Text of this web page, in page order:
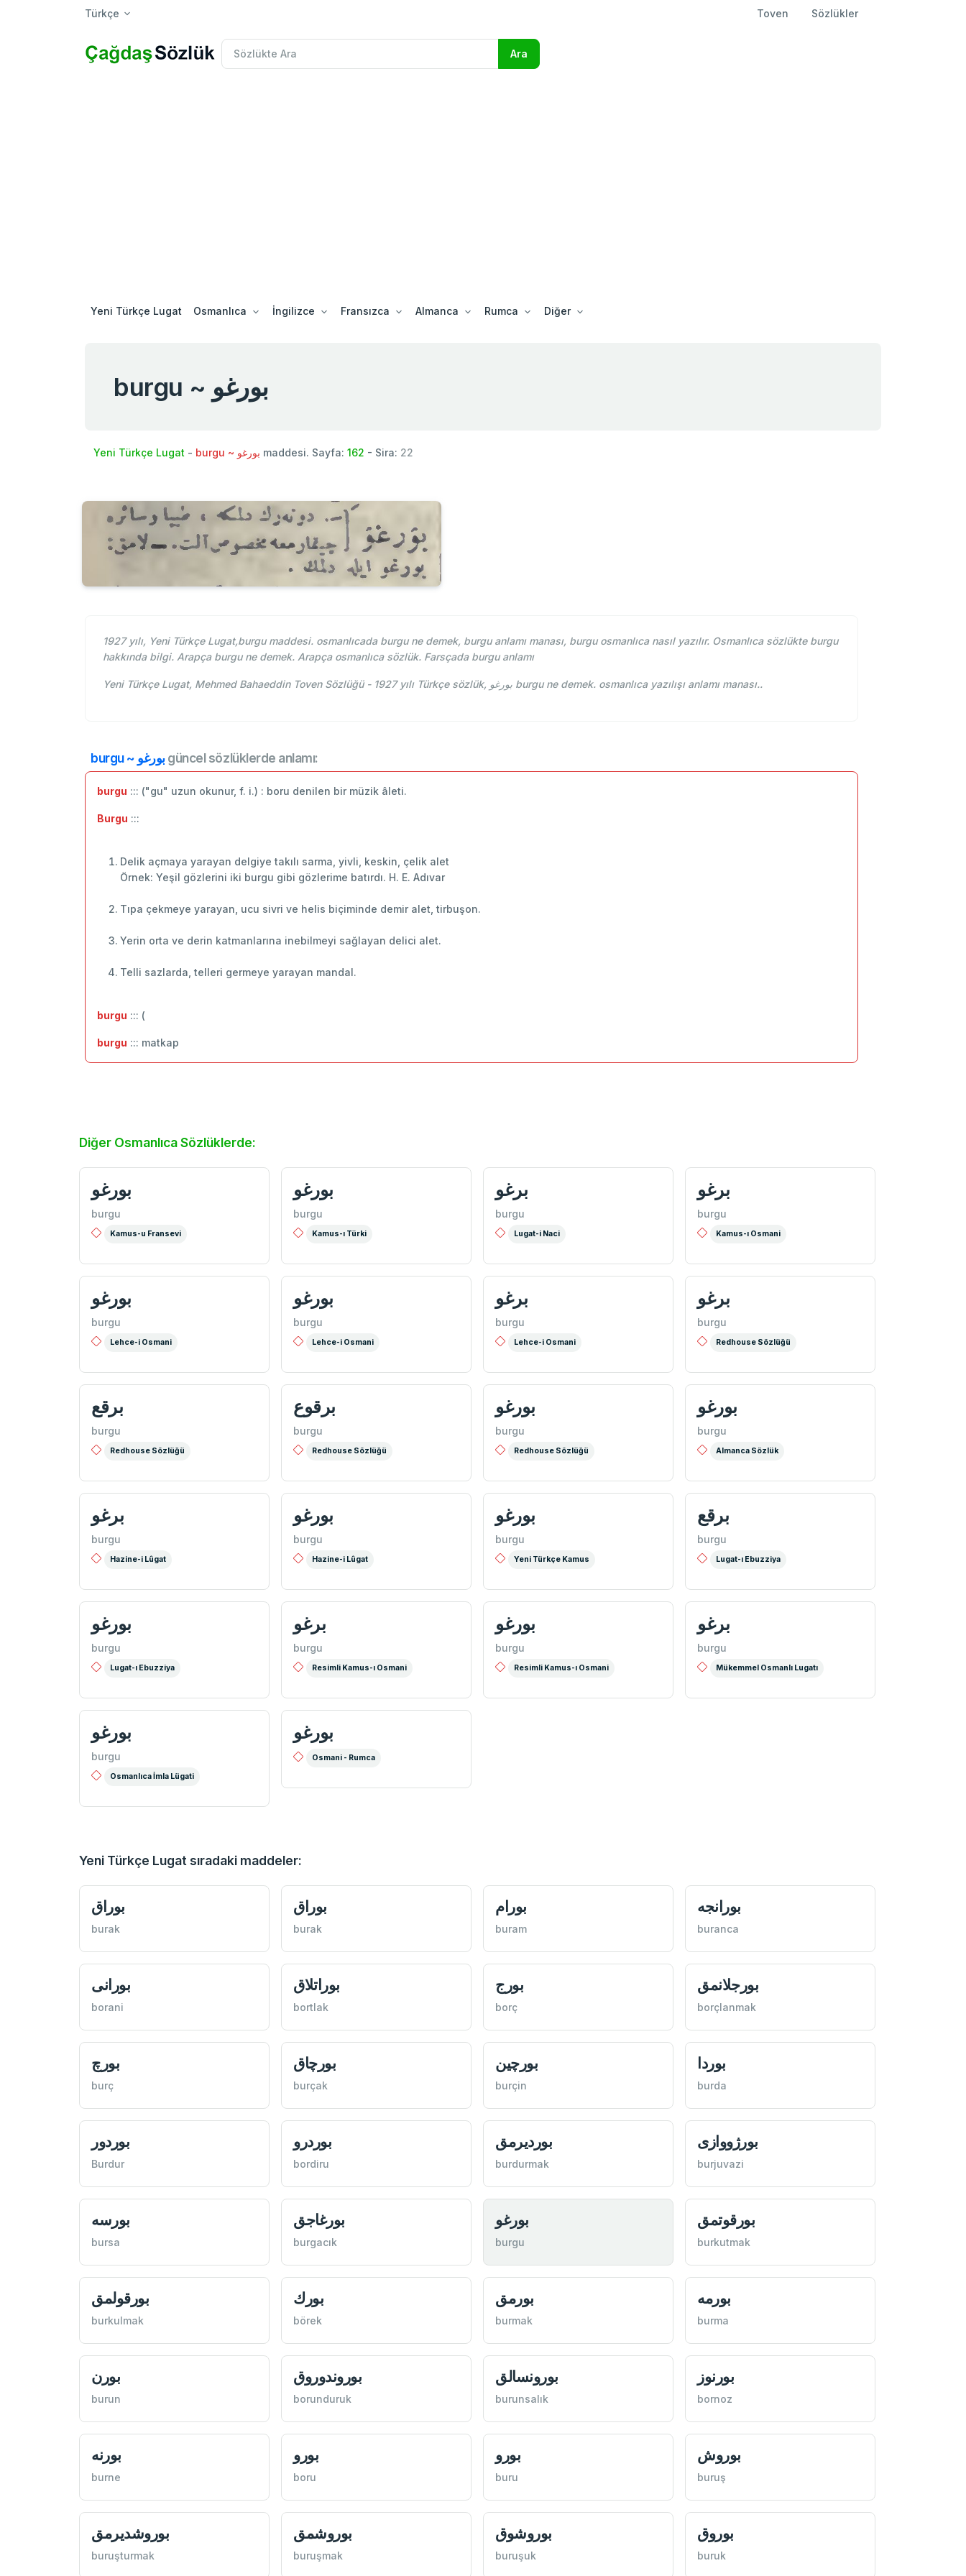
Türkçe Toven Sözlükler
Yeni Türkçe Lugat Osmanlıca İngilizce Fransızca Almanca Rumca Diğer
burgu ~ بورغو
Yeni Türkçe Lugat - burgu ~ بورغو maddesi. Sayfa: 162 - Sira: 22
1927 yılı, Yeni Türkçe Lugat,burgu maddesi. osmanlıcada burgu ne demek, burgu anlamı manası, burgu osmanlıca nasıl yazılır. Osmanlıca sözlükte burgu
hakkında bilgi. Arapça burgu ne demek. Arapça osmanlıca sözlük. Farsçada burgu anlamı
Yeni Türkçe Lugat, Mehmed Bahaeddin Toven Sözlüğü - 1927 yılı Türkçe sözlük, بورغو burgu ne demek. osmanlıca yazılışı anlamı manası..
burgu ~ بورغوgüncel sözlüklerde anlamı:
burgu ::: ("gu" uzun okunur, f. i.) : boru denilen bir müzik âleti.
Burgu :::
Delik açmaya yarayan delgiye takılı sarma, yivli, keskin, çelik alet
Örnek: Yeşil gözlerini iki burgu gibi gözlerime batırdı. H. E. Adıvar
Tıpa çekmeye yarayan, ucu sivri ve helis biçiminde demir alet, tirbuşon.
Yerin orta ve derin katmanlarına inebilmeyi sağlayan delici alet.
Telli sazlarda, telleri germeye yarayan mandal.
burgu ::: (
burgu ::: matkap
Diğer Osmanlıca Sözlüklerde:
بورغو
burgu
Kamus-u Fransevi
بورغو
burgu
Kamus-ı Türki
برغو
burgu
Lugat-i Naci
برغو
burgu
Kamus-ı Osmani
بورغو
burgu
Lehce-i Osmani
بورغو
burgu
Lehce-i Osmani
برغو
burgu
Lehce-i Osmani
برغو
burgu
Redhouse Sözlüğü
برقع
burgu
Redhouse Sözlüğü
برقوع
burgu
Redhouse Sözlüğü
بورغو
burgu
Redhouse Sözlüğü
بورغو
burgu
Almanca Sözlük
برغو
burgu
Hazine-i Lûgat
بورغو
burgu
Hazine-i Lûgat
بورغو
burgu
Yeni Türkçe Kamus
برقع
burgu
Lugat-ı Ebuzziya
بورغو
burgu
Lugat-ı Ebuzziya
برغو
burgu
Resimli Kamus-ı Osmani
بورغو
burgu
Resimli Kamus-ı Osmani
برغو
burgu
Mükemmel Osmanlı Lugatı
بورغو
burgu
Osmanlıca İmla Lügati
بورغو
Osmani - Rumca
Yeni Türkçe Lugat sıradaki maddeler:
بوراق
burak
بوراق
burak
بورام
buram
بورانجه
buranca
بورانی
borani
بوراتلاق
bortlak
بورج
borç
بورجلانمق
borçlanmak
بورچ
burç
بورچاق
burçak
بورچين
burçin
بوردا
burda
بوردور
Burdur
بوردرو
bordiru
بوردیرمق
burdurmak
بورژووازی
burjuvazi
بورسه
bursa
بورغاجق
burgacık
بورغو
burgu
بورقوتمق
burkutmak
بورقولمق
burkulmak
بورك
börek
بورمق
burmak
بورمه
burma
بورن
burun
بوروندوروق
borunduruk
بورونسالق
burunsalık
بورنوز
bornoz
بورنه
burne
بورو
boru
بورو
buru
بوروش
buruş
بوروشدیرمق
buruşturmak
بوروشمق
buruşmak
بوروشوق
buruşuk
بوروق
buruk